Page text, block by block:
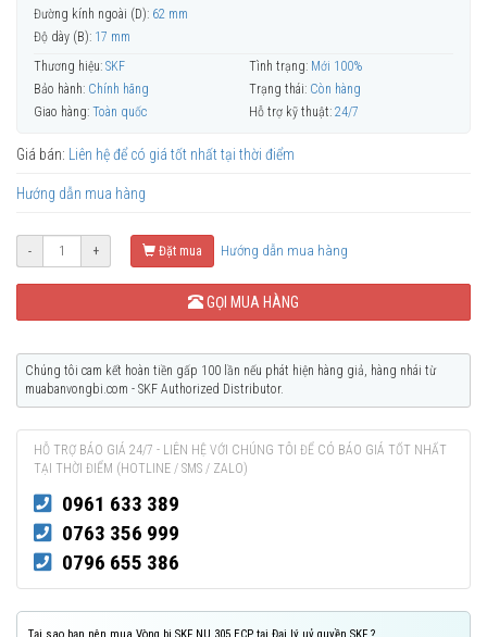
Đường kính ngoài (D): 62 mm
Độ dày (B): 17 mm
Thương hiệu: SKF Tình trạng: Mới 100%
Bảo hành: Chính hãng Trạng thái: Còn hàng
Giao hàng: Toàn quốc Hỗ trợ kỹ thuật: 24/7
Giá bán: Liên hệ để có giá tốt nhất tại thời điểm
Hướng dẫn mua hàng
- + Đặt mua Hướng dẫn mua hàng
GỌI MUA HÀNG
Chúng tôi cam kết hoàn tiền gấp 100 lần nếu phát hiện hàng giả, hàng nhái từ
muabanvongbi.com - SKF Authorized Distributor.
HỖ TRỢ BÁO GIÁ 24/7 - LIÊN HỆ VỚI CHÚNG TÔI ĐỂ CÓ BÁO GIÁ TỐT NHẤT
TẠI THỜI ĐIỂM (HOTLINE / SMS / ZALO)
0961 633 389
0763 356 999
0796 655 386